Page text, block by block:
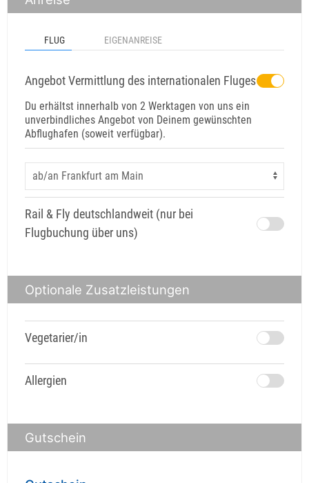
FLUG EIGENANREISE
Angebot Vermittlung des internationalen Fluges
Du erhältst innerhalb von 2 Werktagen von uns ein
unverbindliches Angebot von Deinem gewünschten
Abflughafen (soweit verfügbar).
Rail & Fly deutschlandweit (nur bei
Flugbuchung über uns)
Optionale Zusatzleistungen
Vegetarier/in
Allergien
Gutschein